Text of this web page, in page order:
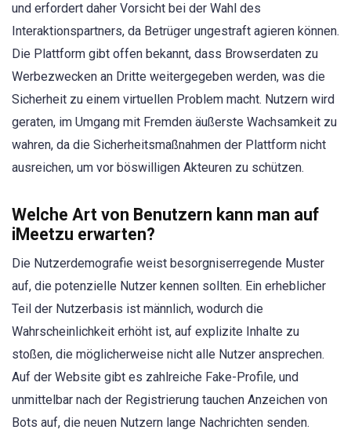
und erfordert daher Vorsicht bei der Wahl des
Interaktionspartners, da Betrüger ungestraft agieren können.
Die Plattform gibt offen bekannt, dass Browserdaten zu
Werbezwecken an Dritte weitergegeben werden, was die
Sicherheit zu einem virtuellen Problem macht. Nutzern wird
geraten, im Umgang mit Fremden äußerste Wachsamkeit zu
wahren, da die Sicherheitsmaßnahmen der Plattform nicht
ausreichen, um vor böswilligen Akteuren zu schützen.
Welche Art von Benutzern kann man auf
iMeetzu erwarten?
Die Nutzerdemografie weist besorgniserregende Muster
auf, die potenzielle Nutzer kennen sollten. Ein erheblicher
Teil der Nutzerbasis ist männlich, wodurch die
Wahrscheinlichkeit erhöht ist, auf explizite Inhalte zu
stoßen, die möglicherweise nicht alle Nutzer ansprechen.
Auf der Website gibt es zahlreiche Fake-Profile, und
unmittelbar nach der Registrierung tauchen Anzeichen von
Bots auf, die neuen Nutzern lange Nachrichten senden.